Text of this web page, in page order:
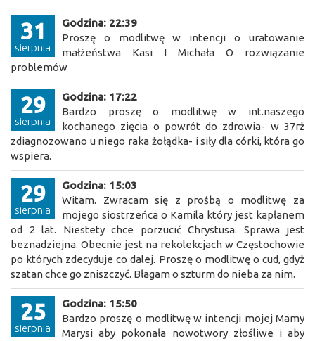
31
sierpnia
Godzina: 22:39
Proszę o modlitwę w intencji o uratowanie
małżeństwa Kasi I Michała O rozwiązanie
problemów
29
sierpnia
Godzina: 17:22
Bardzo proszę o modlitwę w int.naszego
kochanego zięcia o powrót do zdrowia- w 37rż
zdiagnozowano u niego raka żołądka- i siły dla córki, która go
wspiera.
29
sierpnia
Godzina: 15:03
Witam. Zwracam się z prośbą o modlitwę za
mojego siostrzeńca o Kamila który jest kapłanem
od 2 lat. Niestety chce porzucić Chrystusa. Sprawa jest
beznadziejna. Obecnie jest na rekolekcjach w Częstochowie
po których zdecyduje co dalej. Proszę o modlitwę o cud, gdyż
szatan chce go zniszczyć. Błagam o szturm do nieba za nim.
25
sierpnia
Godzina: 15:50
Bardzo proszę o modlitwę w intencji mojej Mamy
Marysi aby pokonała nowotwory złośliwe i aby